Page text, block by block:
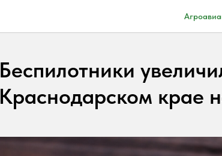
Беспилотники
Краснодарском крае